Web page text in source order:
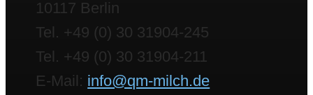
10117 Berlin
Tel. +49 (0) 30 31904-245
Tel. +49 (0) 30 31904-211
E-Mail: info@qm-milch.de